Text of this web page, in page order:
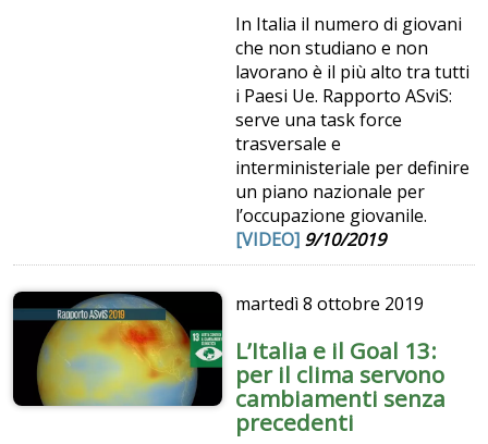
In Italia il numero di giovani
che non studiano e non
lavorano è il più alto tra tutti
i Paesi Ue. Rapporto ASviS:
serve una task force
trasversale e
interministeriale per definire
un piano nazionale per
l’occupazione giovanile.
[VIDEO] 9/10/2019
martedì8 ottobre 2019
L’Italia e il Goal 13:
per il clima servono
cambiamenti senza
precedenti